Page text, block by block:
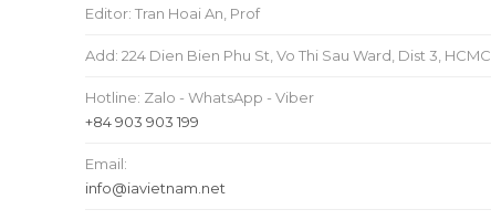
Editor: Tran Hoai An, Prof
Add: 224 Dien Bien Phu St, Vo Thi Sau Ward, Dist 3, HCMC
Hotline: Zalo - WhatsApp - Viber
+84 903 903 199
Email:
info@iavietnam.net